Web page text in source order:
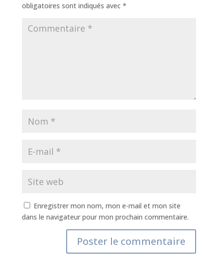
obligatoires sont indiqués avec *
Enregistrer mon nom, mon e-mail et mon site
dans le navigateur pour mon prochain commentaire.